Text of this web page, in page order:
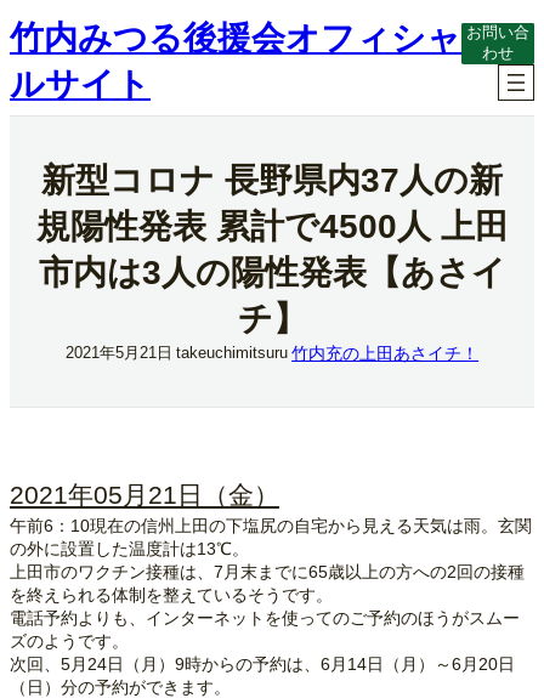
内
容
ス
キ
竹内みつる後援会オフィシャ
ルサイト
お問い合
わせ
新型コロナ 長野県内37人の新
規陽性発表 累計で4500人 上田
市内は3人の陽性発表【あさイ
チ】
2021年5月21日 takeuchimitsuru 竹内充の上田あさイチ！
2021年05月21日（金）
午前6：10現在の信州上田の下塩尻の自宅から見える天気は雨。玄関
の外に設置した温度計は13℃。
上田市のワクチン接種は、7月末までに65歳以上の方への2回の接種
を終えられる体制を整えているそうです。
電話予約よりも、インターネットを使ってのご予約のほうがスムー
ズのようです。
次回、5月24日（月）9時からの予約は、6月14日（月）～6月20日
（日）分の予約ができます。